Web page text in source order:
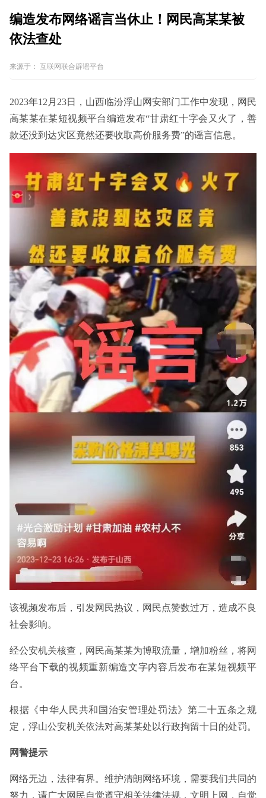
编造发布网络谣言当休止！网民高某某被
依法查处
来源于： 互联网联合辟谣平台
2023年12月23日，山西临汾浮山网安部门工作中发现，网民
高某某在某短视频平台编造发布“甘肃红十字会又火了，善
款还没到达灾区竟然还要收取高价服务费”的谣言信息。
该视频发布后，引发网民热议，网民点赞数过万，造成不良
社会影响。
经公安机关核查，网民高某某为博取流量，增加粉丝，将网
络平台下载的视频重新编造文字内容后发布在某短视频平
台。
根据《中华人民共和国治安管理处罚法》第二十五条之规
定，浮山公安机关依法对高某某处以行政拘留十日的处罚。
网警提示
网络无边，法律有界。维护清朗网络环境，需要我们共同的
努力，请广大网民自觉遵守相关法律法规，文明上网，自觉